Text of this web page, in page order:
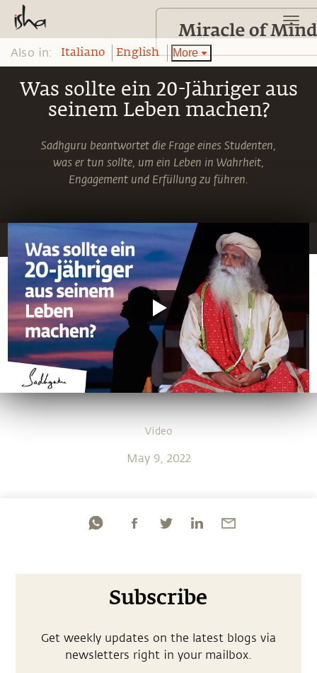
Was sollte ein 20-Jähriger aus
seinem Leben machen?
Sadhguru beantwortet die Frage eines Studenten,
was er tun sollte, um ein Leben in Wahrheit,
Engagement und Erfüllung zu führen.
Video
May 9, 2022
Subscribe
Get weekly updates on the latest blogs via
newsletters right in your mailbox.
Also in: Italiano English More